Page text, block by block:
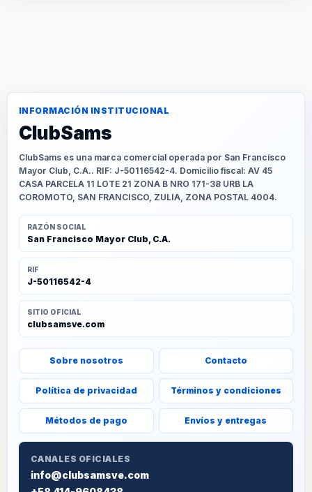
INFORMACIÓN INSTITUCIONAL
ClubSams
ClubSams es una marca comercial operada por San Francisco
Mayor Club, C.A.. RIF: J-50116542-4. Domicilio fiscal: AV 45
CASA PARCELA 11 LOTE 21 ZONA B NRO 171-38 URB LA
COROMOTO, SAN FRANCISCO, ZULIA, ZONA POSTAL 4004.
RAZÓN SOCIAL
San Francisco Mayor Club, C.A.
RIF
J-50116542-4
SITIO OFICIAL
clubsamsve.com
Sobre nosotros Contacto
Política de privacidad Términos y condiciones
Métodos de pago Envíos y entregas
CANALES OFICIALES
info@clubsamsve.com